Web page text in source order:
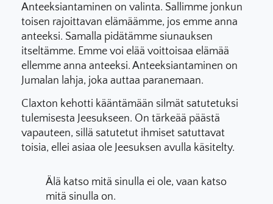
Anteeksiantaminen on valinta. Sallimme jonkun
toisen rajoittavan elämäämme, jos emme anna
anteeksi. Samalla pidätämme siunauksen
itseltämme. Emme voi elää voittoisaa elämää
ellemme anna anteeksi. Anteeksiantaminen on
Jumalan lahja, joka auttaa paranemaan.
Claxton kehotti kääntämään silmät satutetuksi
tulemisesta Jeesukseen. On tärkeää päästä
vapauteen, sillä satutetut ihmiset satuttavat
toisia, ellei asiaa ole Jeesuksen avulla käsitelty.
Älä katso mitä sinulla ei ole, vaan katso
mitä sinulla on.